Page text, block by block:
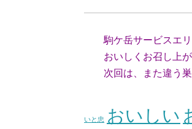
駒ケ岳サービスエ
おいしくお召し上が
次回は、また違う巣
（
いと忠 おいしい